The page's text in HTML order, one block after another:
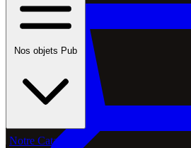
Nos objets Pub
Notre Catalogue